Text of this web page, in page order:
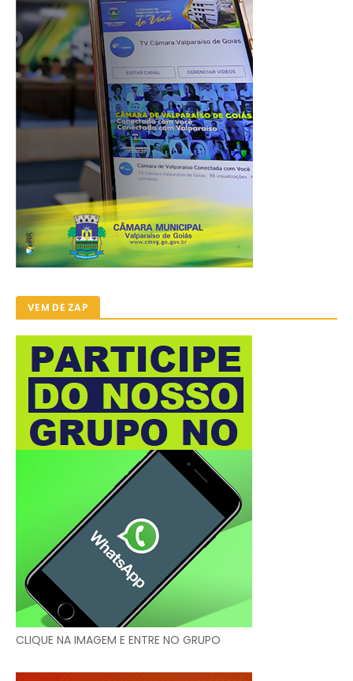
VEM DE ZAP
CLIQUE NA IMAGEM E ENTRE NO GRUPO